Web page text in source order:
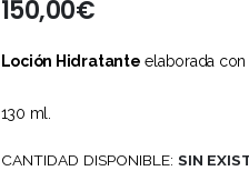
150,00€
Loción Hidratante elaborada con
130 ml.
CANTIDAD DISPONIBLE: SIN